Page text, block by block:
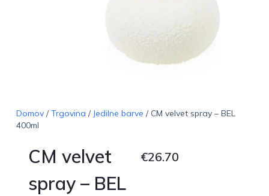
Domov/Trgovina / Jedilne barve / CM velvet spray – BEL
400ml
CM velvet
spray – BEL
€26.70